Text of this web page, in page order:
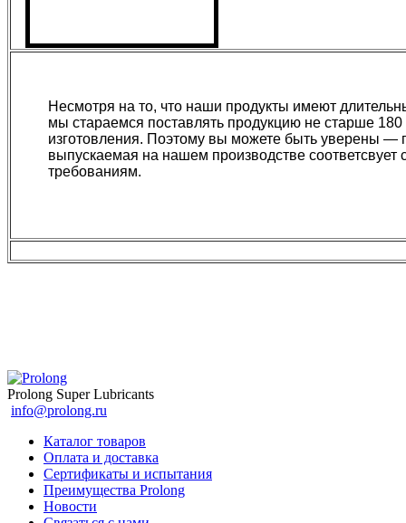
Несмотря на то, что наши продукты имеют
мы стараемся поставлять продукцию не старше
изготовления. Поэтому вы можете быть уверены —
выпускаемая на нашем производстве
требованиям.
Prolong Super Lubricants
info@prolong.ru
Каталог товаров
Оплата и доставка
Сертификаты и испытания
Преимущества Prolong
Новости